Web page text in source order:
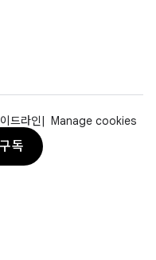
드라인
Manage cookies
구독